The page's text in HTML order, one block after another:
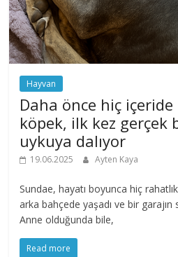
Hayvan
Daha önce hiç
köpek, ilk kez gerçek
uykuya dalıyor
19.06.2025 Ayten Kaya
Sundae, hayatı boyunca hiç
arka bahçede yaşadı ve bir
Anne olduğunda bile,
Read more